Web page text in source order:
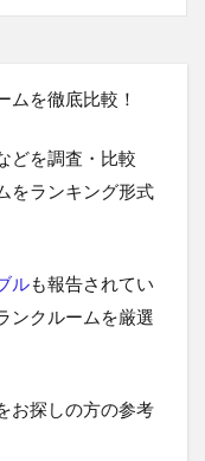
ムを徹底比較！
どを調査・比較
をランキング形式
ルも報告されてい
ンクルームを厳選
お探しの方の参考